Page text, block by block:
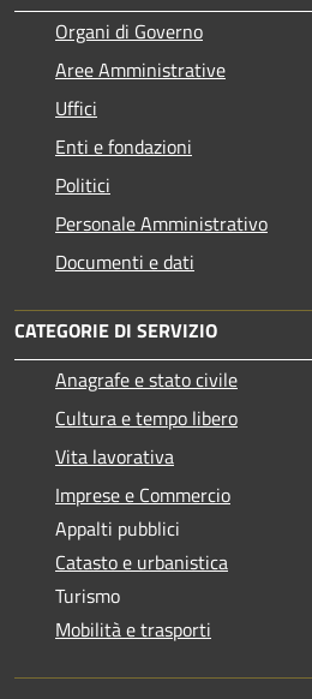
Organi di Governo
Aree Amministrative
Uffici
Enti e fondazioni
Politici
Personale Amministrativo
Documenti e dati
CATEGORIE DI SERVIZIO
Anagrafe e stato civile
Cultura e tempo libero
Vita lavorativa
Imprese e Commercio
Appalti pubblici
Catasto e urbanistica
Turismo
Mobilità e trasporti